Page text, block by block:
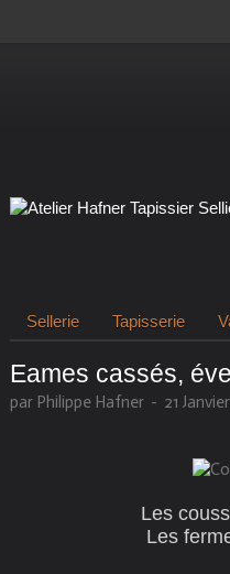
Sellerie Tapisserie
Eames cassés,
par Philippe Hafner - 21
Les
Les